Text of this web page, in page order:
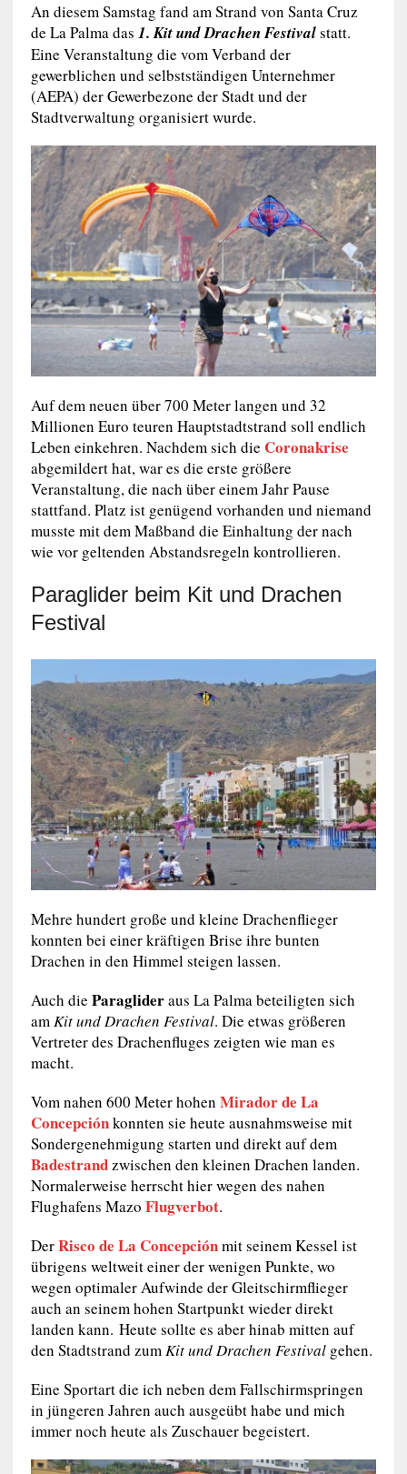
An diesem Samstag fand am Strand von Santa Cruz
de La Palma das 1. Kit und Drachen Festivalstatt.
Eine Veranstaltung die vom Verband der
gewerblichen und selbstständigen Unternehmer
(AEPA) der Gewerbezone der Stadt und der
Stadtverwaltung organisiert wurde.
Auf dem neuen über 700 Meter langen und 32
Millionen Euro teuren Hauptstadtstrand soll endlich
Leben einkehren. Nachdem sich die Coronakrise
abgemildert hat, war es die erste größere
Veranstaltung, die nach über einem Jahr Pause
stattfand. Platz ist genügend vorhanden und niemand
musste mit dem Maßband die Einhaltung der nach
wie vor geltenden Abstandsregeln kontrollieren.
Paraglider beim Kit und Drachen
Festival
Mehre hundert große und kleine Drachenflieger
konnten bei einer kräftigen Brise ihre bunten
Drachen in den Himmel steigen lassen.
Auch die Paraglideraus La Palma beteiligten sich
amKit und Drachen Festival. Die etwas größeren
Vertreter des Drachenfluges zeigten wie man es
macht.
Vom nahen 600 Meter hohen Mirador de La
Concepciónkonnten sie heute ausnahmsweise mit
Sondergenehmigung starten und direkt auf dem
Badestrandzwischen den kleinen Drachen landen.
Normalerweise herrscht hier wegen des nahen
Flughafens Mazo Flugverbot.
DerRisco de La Concepciónmit seinem Kessel ist
übrigens weltweit einer der wenigen Punkte, wo
wegen optimaler Aufwinde der Gleitschirmflieger
auch an seinem hohen Startpunkt wieder direkt
landen kann. Heute sollte es aber hinab mitten auf
den Stadtstrand zumKit und Drachen Festivalgehen.
Eine Sportart die ich neben dem Fallschirmspringen
in jüngeren Jahren auch ausgeübt habe und mich
immer noch heute als Zuschauer begeistert.